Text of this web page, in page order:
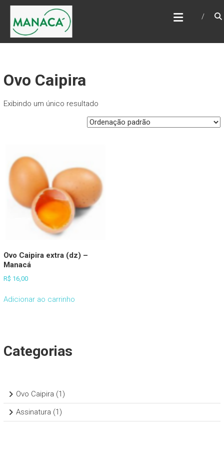
Skip
content
MANACÁMAIS
Ovo Caipira
Exibindo um único resultado
Ovo Caipira extra (dz) –
Manacá
R$ 16,00
Adicionar ao carrinho
Categorias
Ovo Caipira 11
Assinatura 11